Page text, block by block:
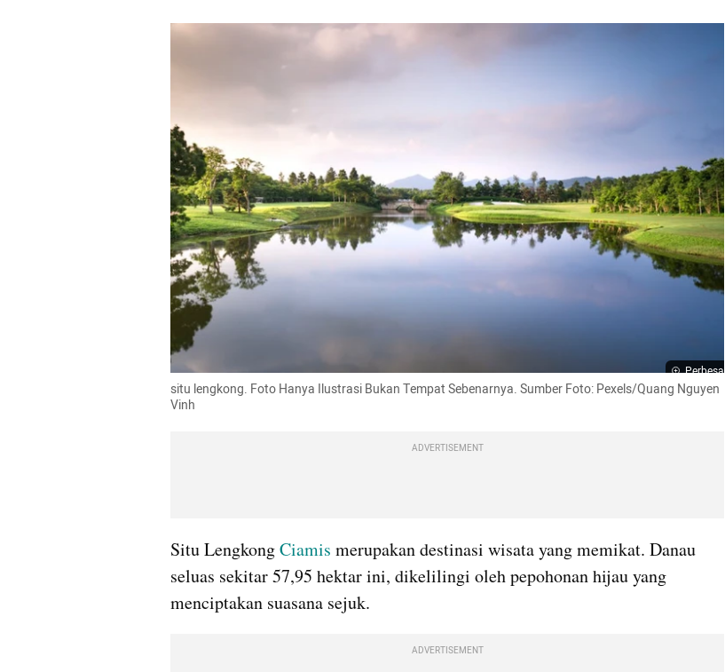
Perbesar
situ lengkong. Foto Hanya Ilustrasi Bukan Tempat Sebenarnya. Sumber Foto: Pexels/Quang Nguyen
Vinh
ADVERTISEMENT
Situ Lengkong Ciamis merupakan destinasi wisata yang memikat. Danau
seluas sekitar 57,95 hektar ini, dikelilingi oleh pepohonan hijau yang
menciptakan suasana sejuk.
ADVERTISEMENT